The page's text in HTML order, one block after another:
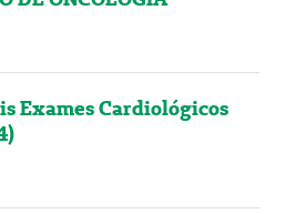
Exames Cardiológicos